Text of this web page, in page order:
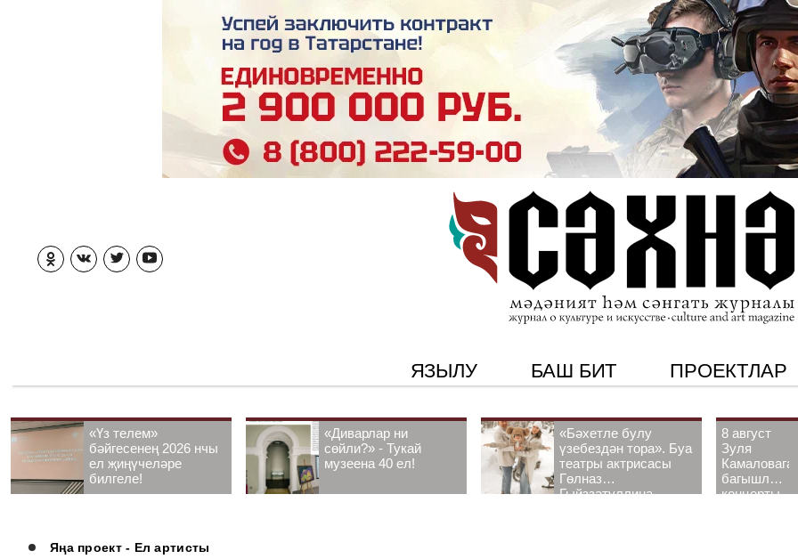
ЯЗЫЛУ БАШ БИТ ПРОЕКТЛАР
«Үз телем»
бәйгесенең 2026 нчы
ел җиңүчеләре
билгеле!
«Диварлар ни
сөйли?» - Тукай
музеена 40 ел!
«Бәхетле булу
үзебездән тора». Буа
театры актрисасы
Гөлназ
Гыйззәтуллина-
8 август
Зуля
Камаловага
багышлау
концерты
Яңа проект - Ел артисты